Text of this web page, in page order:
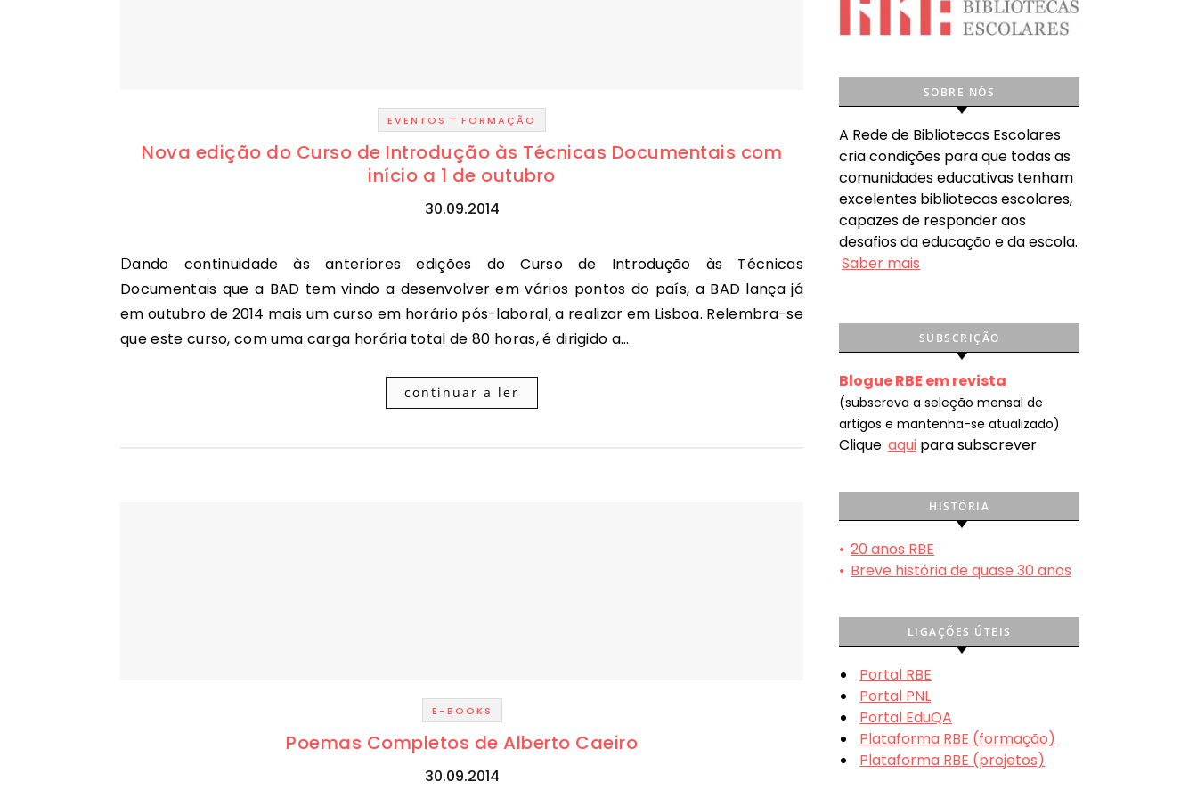
EVENTOS - FORMAÇÃO
Nova edição do Curso de Introdução às Técnicas Documentais com
início a 1 de outubro
30.09.2014
Dando continuidade às anteriores edições do Curso de Introdução às Técnicas
Documentais que a BAD tem vindo a desenvolver em vários pontos do país, a BAD lança já
em outubro de 2014 mais um curso em horário pós-laboral, a realizar em Lisboa. Relembra-se
que este curso, com uma carga horária total de 80 horas, é dirigido a…
continuar a ler
E-BOOKS
Poemas Completos de Alberto Caeiro
30.09.2014
SOBRE NÓS
A Rede de Bibliotecas Escolares
cria condições para que todas as
comunidades educativas tenham
excelentes bibliotecas escolares,
capazes de responder aos
desafios da educação e da escola.
Saber mais
SUBSCRIÇÃO
Blogue RBE em revista
(subscreva a seleção mensal de
artigos e mantenha-se atualizado)
Clique aqui para subscrever
HISTÓRIA
• 20 anos RBE
• Breve história de quase 30 anos
LIGAÇÕES ÚTEIS
Portal RBE
Portal PNL
Portal EduQA
Plataforma RBE (formação)
Plataforma RBE (projetos)